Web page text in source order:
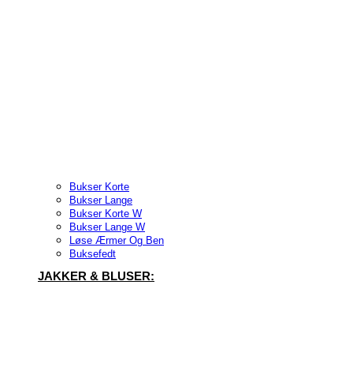
Bukser Korte
Bukser Lange
Bukser Korte W
Bukser Lange W
Løse Ærmer Og Ben
Buksefedt
JAKKER & BLUSER: